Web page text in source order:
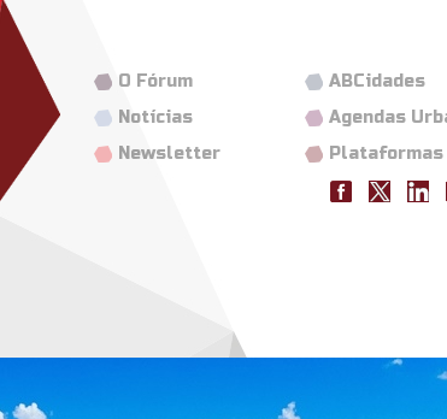
ABCidades
Agendas
Plataformas
O Fórum
Notícias
Newsletter